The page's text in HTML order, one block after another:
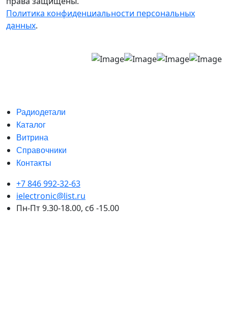
Политика конфиденциальности персональных
данных.
Радиодетали
Каталог
Витрина
Справочники
Контакты
+7 846 992-32-63
ielectronic@list.ru
Пн-Пт 9.30-18.00, сб -15.00